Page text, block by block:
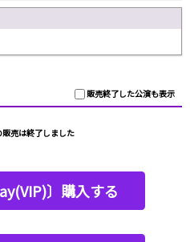
販売終了した公演も表示
販売は終了しました
〕購入する